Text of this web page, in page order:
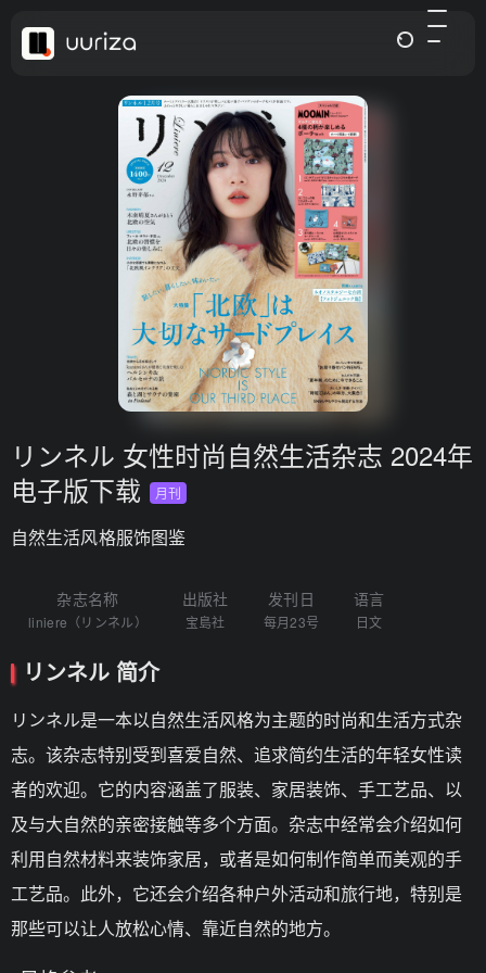
リンネル 女性时尚自然生活杂志 2024年
电子版下载
月刊
自然生活风格服饰图鉴
杂志名称
liniere（リンネル）
出版社
宝島社
发刊日
每月23号
语言
日文
リンネル 简介
リンネル是一本以自然生活风格为主题的时尚和生活方式杂
志。该杂志特别受到喜爱自然、追求简约生活的年轻女性读
者的欢迎。它的内容涵盖了服装、家居装饰、手工艺品、以
及与大自然的亲密接触等多个方面。杂志中经常会介绍如何
利用自然材料来装饰家居，或者是如何制作简单而美观的手
工艺品。此外，它还会介绍各种户外活动和旅行地，特别是
那些可以让人放松心情、靠近自然的地方。